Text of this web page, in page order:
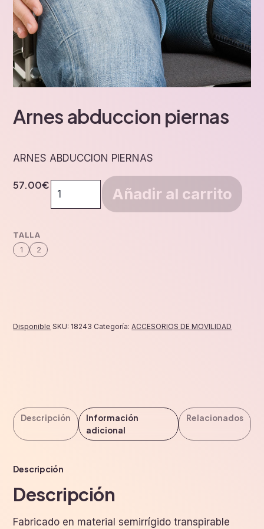
Arnes abduccion piernas
ARNES ABDUCCION PIERNAS
TALLA
1 2
57.00€
abduccion
Añadir al carrito
Disponible SKU: 18243 Categoría:ACCESORIOS DE MOVILIDAD
Descripción
Información
adicional
Relacionados
Descripción
Descripción
Fabricado en material semirrígido transpirable